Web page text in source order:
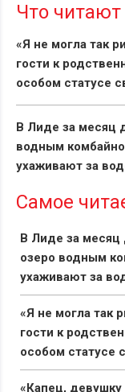
Что читают
«Я не могла так
гости к
особом статусе
В Лиде за месяц
водным
ухаживают за
Самое
В Лиде за месяц
озеро водным
ухаживают за
«Я не могла так
гости к
особом статусе
«Капец, девушку